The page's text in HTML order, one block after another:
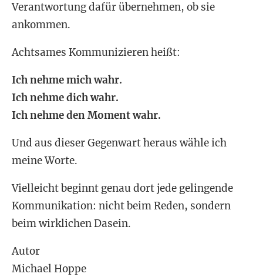
Verantwortung dafür übernehmen, ob sie
ankommen.
Achtsames Kommunizieren heißt:
Ich nehme mich wahr.
Ich nehme dich wahr.
Ich nehme den Moment wahr.
Und aus dieser Gegenwart heraus wähle ich
meine Worte.
Vielleicht beginnt genau dort jede gelingende
Kommunikation: nicht beim Reden, sondern
beim wirklichen Dasein.
Autor
Michael Hoppe